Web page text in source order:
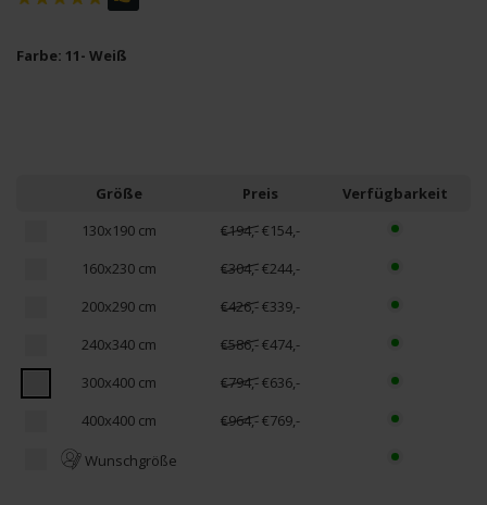
Farbe: 11- Weiß
Größe Preis
Verfügbarkeit
130x190 cm
€194,-€154,-
160x230 cm
€304,-€244,-
200x290 cm
€426,-€339,-
240x340 cm
€586,-€474,-
300x400 cm
€794,-€636,-
400x400 cm
€964,-€769,-
Wunschgröße